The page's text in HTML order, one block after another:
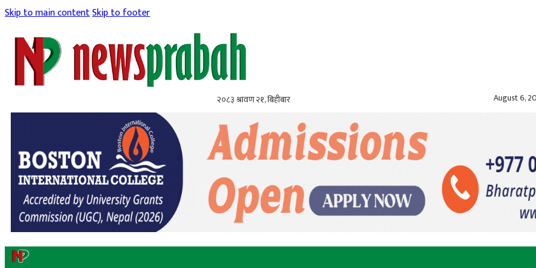
Skip to main contentSkip to footer
२०८३ श्रावण २१, बिहीबार August 6,